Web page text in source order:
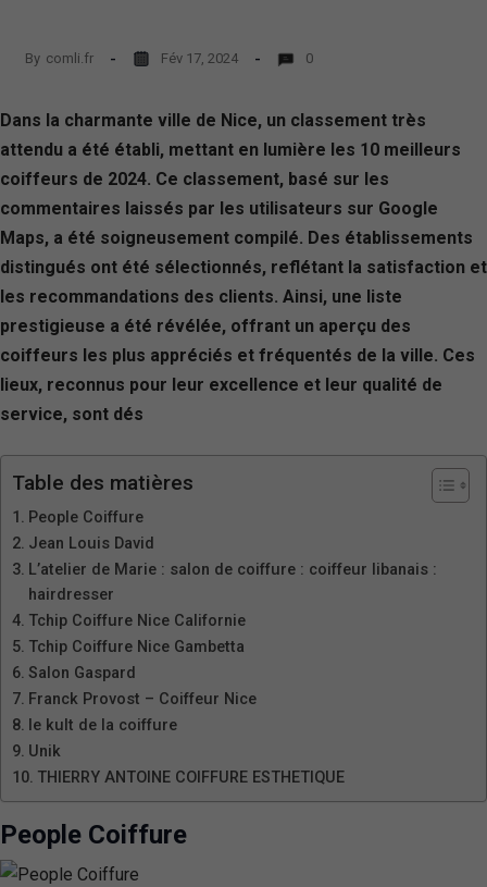
By comli.fr Fév 17, 2024 0
Dans la charmante ville de Nice, un classement très
attendu a été établi, mettant en lumière les 10 meilleurs
coiffeurs de 2024. Ce classement, basé sur les
commentaires laissés par les utilisateurs sur Google
Maps, a été soigneusement compilé. Des établissements
distingués ont été sélectionnés, reflétant la satisfaction et
les recommandations des clients. Ainsi, une liste
prestigieuse a été révélée, offrant un aperçu des
coiffeurs les plus appréciés et fréquentés de la ville. Ces
lieux, reconnus pour leur excellence et leur qualité de
service, sont dés
Table des matières
People Coiffure
Jean Louis David
L’atelier de Marie : salon de coiffure : coiffeur libanais :
hairdresser
Tchip Coiffure Nice Californie
Tchip Coiffure Nice Gambetta
Salon Gaspard
Franck Provost – Coiffeur Nice
le kult de la coiffure
Unik
THIERRY ANTOINE COIFFURE ESTHETIQUE
People Coiffure